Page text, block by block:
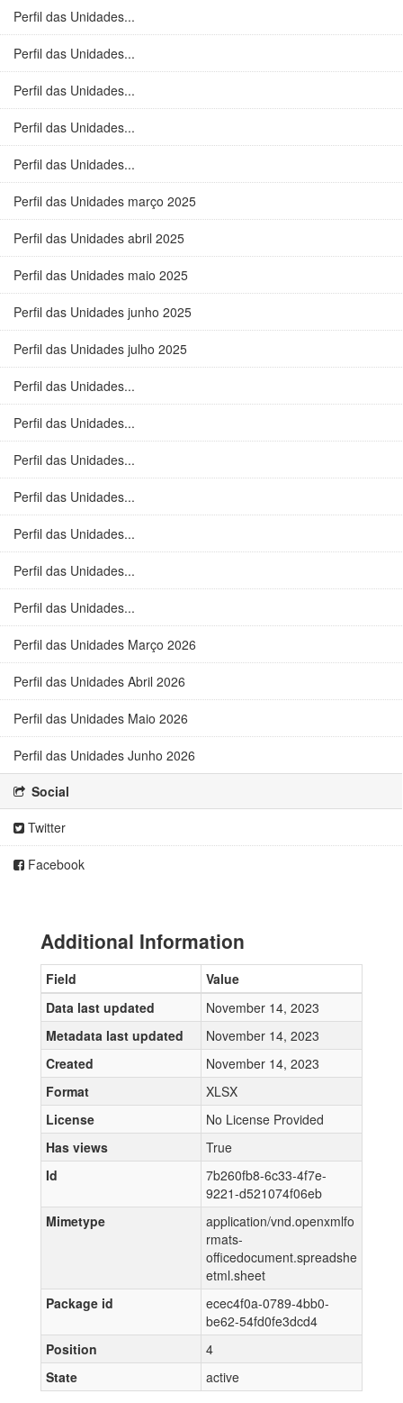
Perfil das Unidades...
Perfil das Unidades...
Perfil das Unidades...
Perfil das Unidades...
Perfil das Unidades...
Perfil das Unidades março 2025
Perfil das Unidades abril 2025
Perfil das Unidades maio 2025
Perfil das Unidades junho 2025
Perfil das Unidades julho 2025
Perfil das Unidades...
Perfil das Unidades...
Perfil das Unidades...
Perfil das Unidades...
Perfil das Unidades...
Perfil das Unidades...
Perfil das Unidades...
Perfil das Unidades Março 2026
Perfil das Unidades Abril 2026
Perfil das Unidades Maio 2026
Perfil das Unidades Junho 2026
Social
Twitter
Facebook
Additional Information
Field
Value
Data last updated
November 14, 2023
Metadata last updated
November 14, 2023
Created
November 14, 2023
Format
XLSX
License
No License Provided
Has views
True
Id
7b260fb8-6c33-4f7e-
9221-d521074f06eb
Mimetype
application/vnd.openxmlfo
rmats-
officedocument.spreadshe
etml.sheet
Package id
ecec4f0a-0789-4bb0-
be62-54fd0fe3dcd4
Position
4
State
active